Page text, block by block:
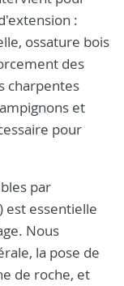
:
ossature bois
des
charpentes
et
pour
par
est essentielle
Nous
la pose de
de roche, et